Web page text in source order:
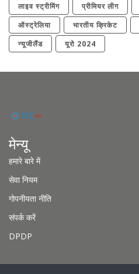
लाइव स्ट्रीमिंग
प्रीमियर लीग
ऑस्ट्रेलिया
भारतीय क्रिकेट
न्यूजीलैंड
यूरो 2024
मेन्यू
हमारे बारे में
सेवा नियम
गोपनीयता नीति
संपर्क करें
DPDP